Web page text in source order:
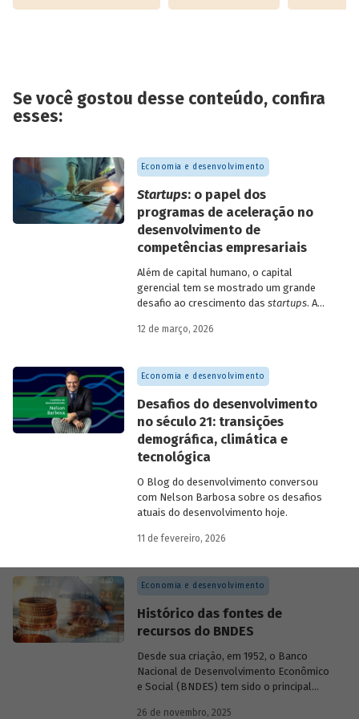
Se você gostou desse conteúdo, confira
esses:
Economia e desenvolvimento
Startups: o papel dos
programas de aceleração no
desenvolvimento de
competências empresariais
Além de capital humano, o capital
gerencial tem se mostrado um grande
desafio ao crescimento das startups. A
como programas de aceleração têm
12 de março, 2026
Economia e desenvolvimento
Desafios do desenvolvimento
no século 21: transições
demográfica, climática e
tecnológica
O Blog do desenvolvimento conversou
com Nelson Barbosa sobre os desafios
atuais do desenvolvimento hoje.
11 de fevereiro, 2026
Economia e desenvolvimento
Histórico das fontes de
recursos do BNDES
Desde sua criação, em 1952, o Banco
Nacional de Desenvolvimento Econômico
e Social (BNDES) tem sido o principal
26 de novembro, 2025